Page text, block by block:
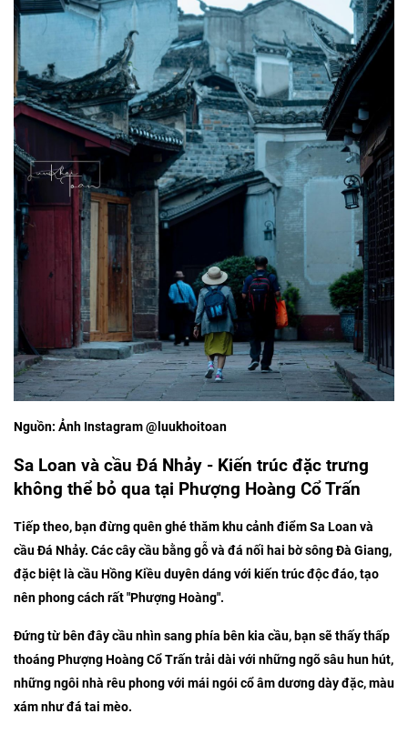
Nguồn: Ảnh Instagram @luukhoitoan
Sa Loan và cầu Đá Nhảy - Kiến trúc đặc trưng
không thể bỏ qua tại Phượng Hoàng Cổ Trấn
Tiếp theo, bạn đừng quên ghé thăm khu cảnh điểm Sa Loan và
cầu Đá Nhảy. Các cây cầu bằng gỗ và đá nối hai bờ sông Đà Giang,
đặc biệt là cầu Hồng Kiều duyên dáng với kiến trúc độc đáo, tạo
nên phong cách rất "Phượng Hoàng".
Đứng từ bên đây cầu nhìn sang phía bên kia cầu, bạn sẽ thấy thấp
thoáng Phượng Hoàng Cổ Trấn trải dài với những ngõ sâu hun hút,
những ngôi nhà rêu phong với mái ngói cổ âm dương dày đặc, màu
xám như đá tai mèo.